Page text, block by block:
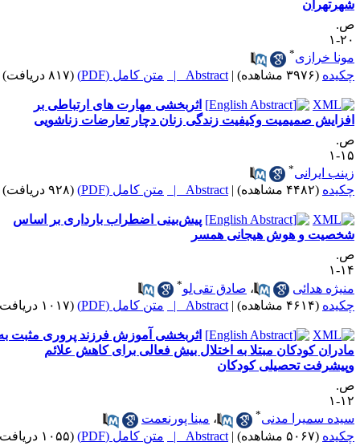
۱
خرازی
(۳۹۷۶ مشاهده) |
Abstract | متن کامل (PDF) (۸۱۷ دریافت)
اثربخشی مهارت های ارتباطی بر
صمیمیت وکیفیت زندگی زنان دچار تعارضات زناشویی
۱
ایرانی
(۴۴۸۲ مشاهده) |
Abstract | متن کامل (PDF) (۹۲۸ دریافت)
پیش‌بینی اضطراب بارداری بر اساس
و هوش هیجانی همسر
۱
هدائی
،صادق تقی‌لو*
(۴۶۱۴ مشاهده) |
Abstract | متن کامل (PDF) (۱۰۱۷ دریافت)
اثربخشی آموزش فرزند پروری مثبت به
کودکان مبتلا به اختلال بیش فعالی برای کاهش علائم
تحصیلی کودکان
۱
سمیرا مدنی
،مینا پور‌نعمت
(۵۰۶۷ مشاهده) |
Abstract | متن کامل (PDF) (۱۰۵۵ دریافت)